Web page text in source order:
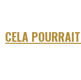
CELA